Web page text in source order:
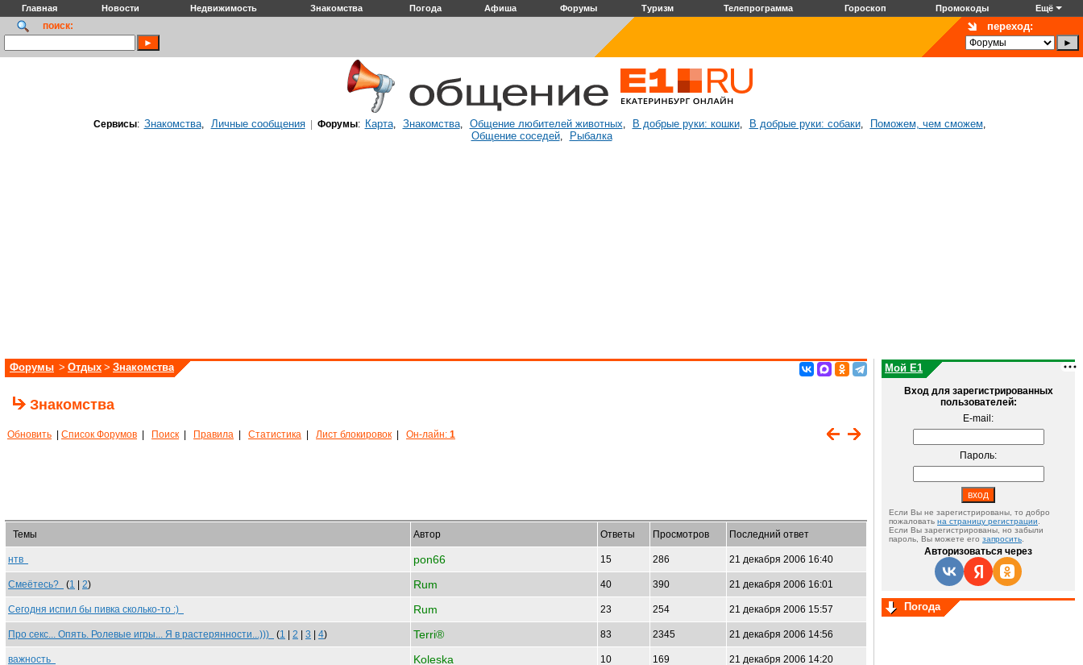
Главная Новости Недвижимость Знакомства Погода Афиша Форумы Туризм Телепрограмма Гороскоп Промокоды Ещё
поиск: переход:
Сервисы: Знакомства, Личные сообщения| Форумы: Карта, Знакомства, Общение любителей животных, В добрые руки: кошки, В добрые руки: собаки, Поможем, чем сможем,
Общение соседей, Рыбалка
Форумы > Отдых > Знакомства
Знакомства
Обновить Список Форумов Поиск Правила Статистика Лист блокировок Он-лайн: 1
Темы Автор Ответы Просмотров Последний ответ
нтв pon66 15 286 21 декабря 2006 16:40
Смеётесь? (1 2) Rum 40 390 21 декабря 2006 16:01
Сегодня испил бы пивка сколько-то :) Rum 23 254 21 декабря 2006 15:57
Про секс... Опять. Ролевые игры... Я в растерянности...))) (1 2 3 4) Terri® 83 2345 21 декабря 2006 14:56
важность Koleska 10 169 21 декабря 2006 14:20
Мой E1
Вход для зарегистрированных
пользователей:
E-mail:
Пароль:
Если Вы не зарегистрированы, то добро
пожаловать на страницу регистрации
Если Вы зарегистрированы, но забыли
пароль, Вы можете его запросить
Авторизоваться через
Погода